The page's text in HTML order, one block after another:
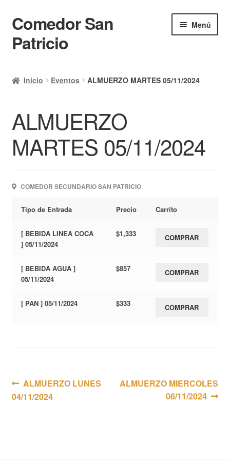
Ir
a
la
Ir
al
contenido
Comedor San
Patricio
Menú
Calendario
Mi cuenta
Ayuda Rapida
Finalizar compra
Inicio Eventos ALMUERZO MARTES 05/11/2024
ALMUERZO
MARTES 05/11/2024
COMEDOR SECUNDARIO SAN PATRICIO
Tipo de Entrada Precio Carrito
[ BEBIDA LINEA COCA
] 05/11/2024
$1,333 COMPRAR
[ BEBIDA AGUA ]
05/11/2024
$857 COMPRAR
[ PAN ] 05/11/2024 $333 COMPRAR
Navegación
de
Anterior:
ALMUERZO LUNES
04/11/2024
Siguiente:
ALMUERZO MIERCOLES
06/11/2024